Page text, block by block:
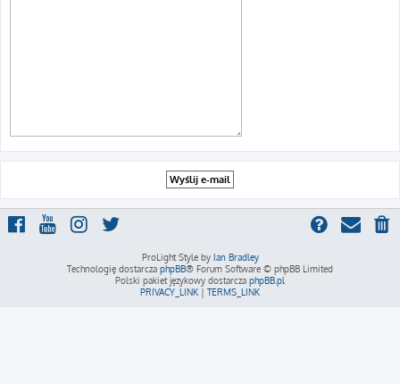
ProLight Style by Ian Bradley
Technologię dostarcza phpBB® Forum Software © phpBB Limited
Polski pakiet językowy dostarcza phpBB.pl
PRIVACY_LINK | TERMS_LINK